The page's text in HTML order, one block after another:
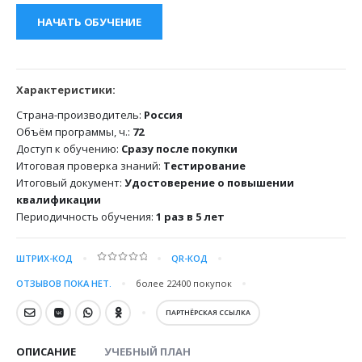
НАЧАТЬ ОБУЧЕНИЕ
Характеристики:
Страна-производитель: Россия
Объём программы, ч.: 72
Доступ к обучению: Сразу после покупки
Итоговая проверка знаний: Тестирование
Итоговый документ: Удостоверение о повышении
квалификации
Периодичность обучения: 1 раз в 5 лет
ШТРИХ-КОД QR-КОД
ОТЗЫВОВ ПОКА НЕТ. более 22400 покупок
ПАРТНЁРСКАЯ ССЫЛКА
ОПИСАНИЕ УЧЕБНЫЙ ПЛАН